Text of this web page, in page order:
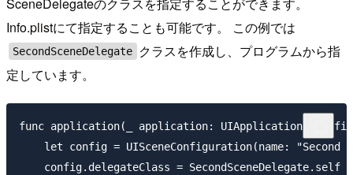
SceneDelegateのクラスを指定することができます。
Info.plistにて指定することも可能です。 この例では
SecondSceneDelegate
クラスを作成し、プログラムから指
定しています。
func application(_ application: UIApplication,
let config = UISceneConfiguration(name: "Second
config.delegateClass = SecondSceneDelegate.self